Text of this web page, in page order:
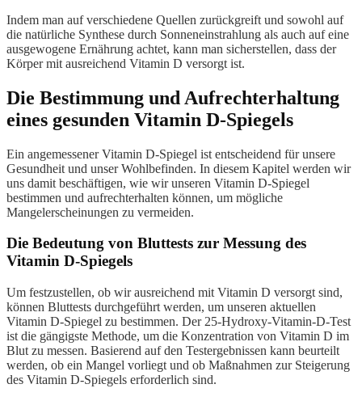
Indem man auf verschiedene Quellen zurückgreift und sowohl auf
die natürliche Synthese durch Sonneneinstrahlung als auch auf eine
ausgewogene Ernährung achtet, kann man sicherstellen, dass der
Körper mit ausreichend Vitamin D versorgt ist.
Die Bestimmung und Aufrechterhaltung
eines gesunden Vitamin D-Spiegels
Ein angemessener Vitamin D-Spiegel ist entscheidend für unsere
Gesundheit und unser Wohlbefinden. In diesem Kapitel werden wir
uns damit beschäftigen, wie wir unseren Vitamin D-Spiegel
bestimmen und aufrechterhalten können, um mögliche
Mangelerscheinungen zu vermeiden.
Die Bedeutung von Bluttests zur Messung des
Vitamin D-Spiegels
Um festzustellen, ob wir ausreichend mit Vitamin D versorgt sind,
können Bluttests durchgeführt werden, um unseren aktuellen
Vitamin D-Spiegel zu bestimmen. Der 25-Hydroxy-Vitamin-D-Test
ist die gängigste Methode, um die Konzentration von Vitamin D im
Blut zu messen. Basierend auf den Testergebnissen kann beurteilt
werden, ob ein Mangel vorliegt und ob Maßnahmen zur Steigerung
des Vitamin D-Spiegels erforderlich sind.